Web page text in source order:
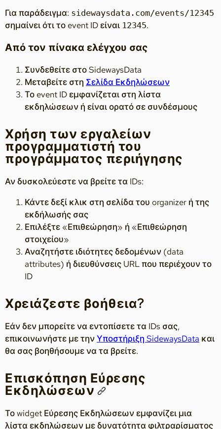
Για παράδειγμα: sidewaysdata.com/events/12345
σημαίνει ότι το event ID είναι 12345.
Από τον πίνακα ελέγχου σας
Συνδεθείτε στο SidewaysData
Μεταβείτε στη Σελίδα Εκδηλώσεων
Το event ID εμφανίζεται στη λίστα
εκδηλώσεων ή είναι ορατό σε συνδέσμους
Χρήση των εργαλείων
προγραμματιστή του
προγράμματος περιήγησης
Αν δυσκολεύεστε να βρείτε τα IDs:
Κάντε δεξί κλικ στη σελίδα του organizer ή της
εκδήλωσής σας
Επιλέξτε «Επιθεώρηση» ή «Επιθεώρηση
στοιχείου»
Αναζητήστε ιδιότητες δεδομένων (data
attributes) ή διευθύνσεις URL που περιέχουν το
ID
Χρειάζεστε βοήθεια?
Εάν δεν μπορείτε να εντοπίσετε τα IDs σας,
επικοινωνήστε με τηνΥποστήριξη SidewaysData και
θα σας βοηθήσουμε να τα βρείτε.
Επισκόπηση Εύρεσης
Εκδηλώσεων
Το widget Εύρεσης Εκδηλώσεων εμφανίζει μια
λίστα εκδηλώσεων με δυνατότητα φιλτραρίσματος